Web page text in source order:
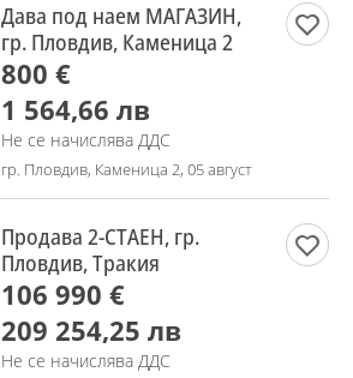
Дава под наем МАГАЗИН,
гр. Пловдив, Каменица 2
800 €
1 564,66 лв
Не се начислява ДДС
гр. Пловдив, Каменица 2, 05 август
Продава 2-СТАЕН, гр.
Пловдив, Тракия
106 990 €
209 254,25 лв
Не се начислява ДДС